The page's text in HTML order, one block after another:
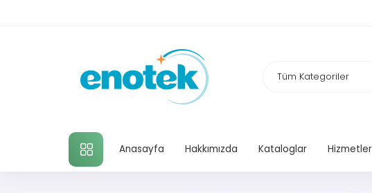
TÜM KATEGORILER
Anasayfa Hakkımızda Kataloglar